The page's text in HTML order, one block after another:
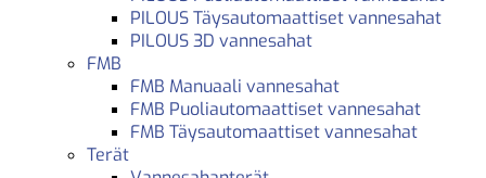
PILOUS Täysautomaattiset vannesahat
PILOUS 3D vannesahat
FMB
FMB Manuaali vannesahat
FMB Puoliautomaattiset vannesahat
FMB Täysautomaattiset vannesahat
Terät